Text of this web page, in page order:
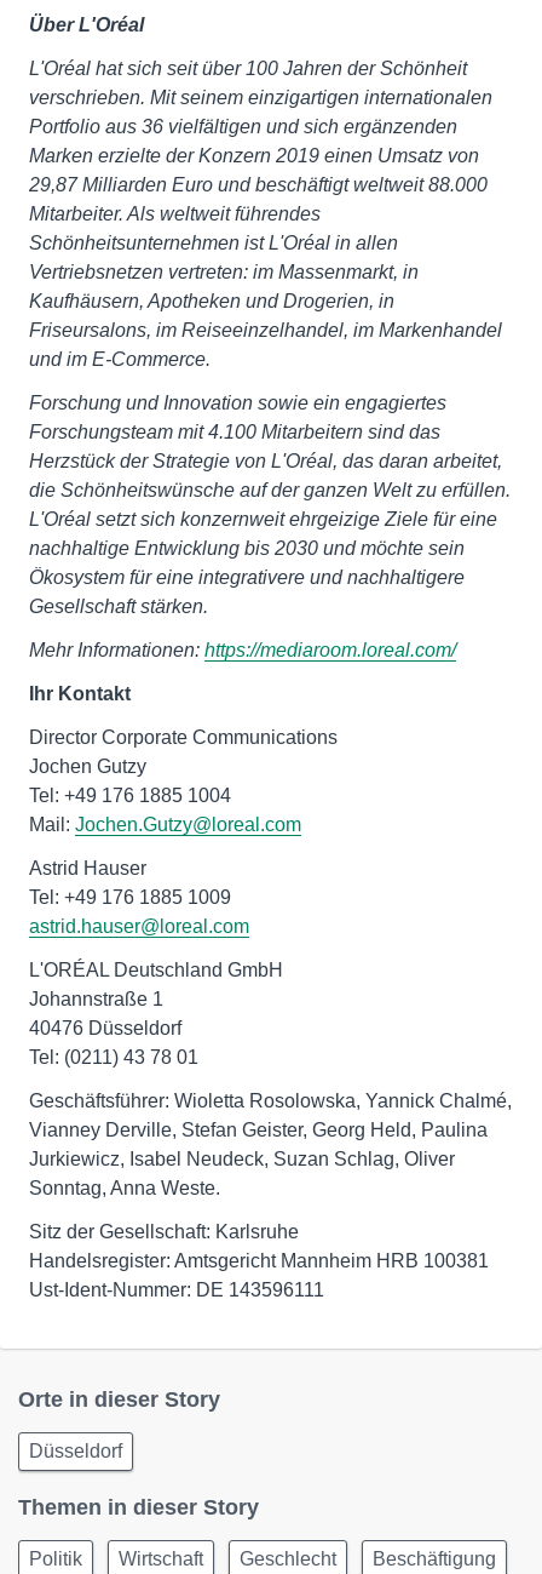
Über L'Oréal
L'Oréal hat sich seit über 100 Jahren der Schönheit
verschrieben. Mit seinem einzigartigen internationalen
Portfolio aus 36 vielfältigen und sich ergänzenden
Marken erzielte der Konzern 2019 einen Umsatz von
29,87 Milliarden Euro und beschäftigt weltweit 88.000
Mitarbeiter. Als weltweit führendes
Schönheitsunternehmen ist L'Oréal in allen
Vertriebsnetzen vertreten: im Massenmarkt, in
Kaufhäusern, Apotheken und Drogerien, in
Friseursalons, im Reiseeinzelhandel, im Markenhandel
und im E-Commerce.
Forschung und Innovation sowie ein engagiertes
Forschungsteam mit 4.100 Mitarbeitern sind das
Herzstück der Strategie von L'Oréal, das daran arbeitet,
die Schönheitswünsche auf der ganzen Welt zu erfüllen.
L'Oréal setzt sich konzernweit ehrgeizige Ziele für eine
nachhaltige Entwicklung bis 2030 und möchte sein
Ökosystem für eine integrativere und nachhaltigere
Gesellschaft stärken.
Mehr Informationen: https://mediaroom.loreal.com/
Ihr Kontakt
Director Corporate Communications
Jochen Gutzy
Tel: +49 176 1885 1004
Mail: Jochen.Gutzy@loreal.com
Astrid Hauser
astrid.hauser@loreal.com
L'ORÉAL Deutschland GmbH
Johannstraße 1
40476 Düsseldorf
Tel: (0211) 43 78 01
Geschäftsführer: Wioletta Rosolowska, Yannick Chalmé,
Vianney Derville, Stefan Geister, Georg Held, Paulina
Jurkiewicz, Isabel Neudeck, Suzan Schlag, Oliver
Sonntag, Anna Weste.
Sitz der Gesellschaft: Karlsruhe
Handelsregister: Amtsgericht Mannheim HRB 100381
Ust-Ident-Nummer: DE 143596111
Orte in dieser Story
Düsseldorf
Themen in dieser Story
Politik Wirtschaft Geschlecht Beschäftigung